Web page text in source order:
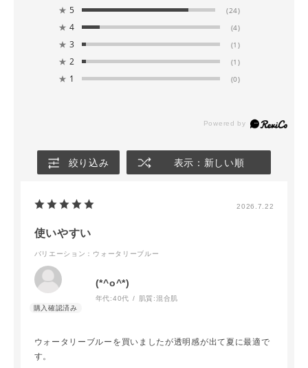
★ 5 (24)
★ 4 (4)
★ 3 (1)
★ 2 (1)
★ 1 (0)
絞り込み 表示：新しい順
2026.7.22
使いやすい
バリエーション：ウォータリーブルー
(*^o^*)
年代:40代 肌質:混合肌
ウォータリーブルーを買いましたが透明感が出て夏に最適で
す。